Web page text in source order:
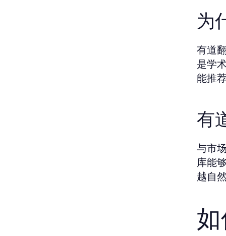
为
有道
是学
能推
有
与市
库能
越自